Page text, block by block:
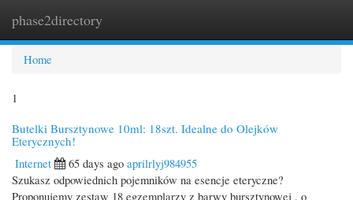
phase2directory
Home
1
Butelki Bursztynowe 10ml: 18szt. Idealne do Olejków
Eterycznych!
Internet
65 days ago aprilrlyj984955
Szukasz odpowiednich pojemników na esencje eteryczne?
Proponujemy zestaw 18 egzemplarzy z barwy bursztynowej , o